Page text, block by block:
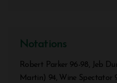
Notations
Robert Parker 96-98, Jeb
Martin) 94, Wine Spectator